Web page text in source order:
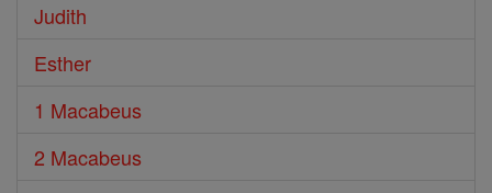
Judith
Esther
1 Macabeus
2 Macabeus